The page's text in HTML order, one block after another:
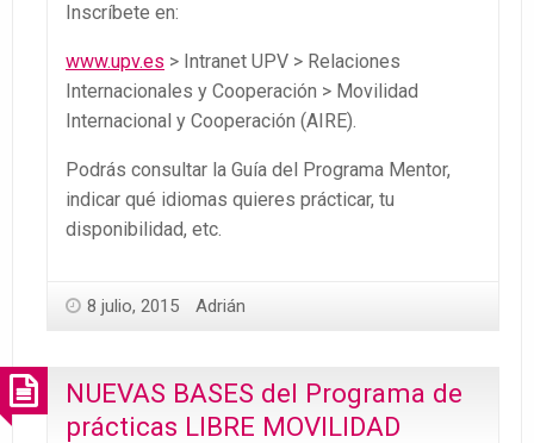
Inscríbete en:
www.upv.es > Intranet UPV > Relaciones
Internacionales y Cooperación > Movilidad
Internacional y Cooperación (AIRE).
Podrás consultar la Guía del Programa Mentor,
indicar qué idiomas quieres prácticar, tu
disponibilidad, etc.
8 julio, 2015 Adrián
NUEVAS BASES del Programa de
prácticas LIBRE MOVILIDAD